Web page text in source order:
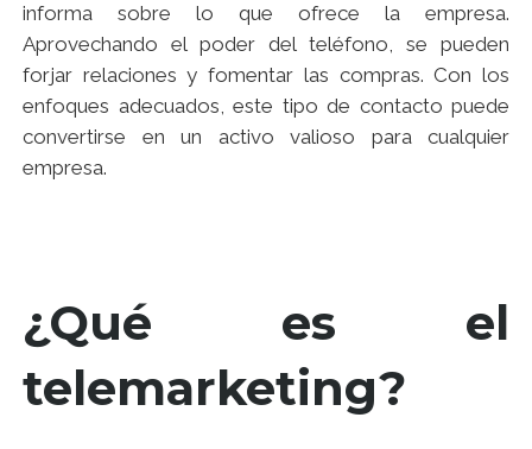
informa sobre lo que ofrece la empresa.
Aprovechando el poder del teléfono, se pueden
forjar relaciones y fomentar las compras. Con los
enfoques adecuados, este tipo de contacto puede
convertirse en un activo valioso para cualquier
empresa.
¿Qué es el
telemarketing?